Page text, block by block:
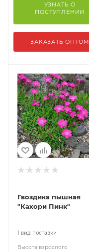
УЗНАТЬ О
ПОСТУПЛЕНИИ
ЗАКАЗАТЬ ОПТОМ
Гвоздика пышная
"Кахори Пинк"
1 вид поставки
Высота взрослого